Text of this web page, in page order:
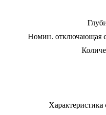
Номин. отключающая
Характеристика